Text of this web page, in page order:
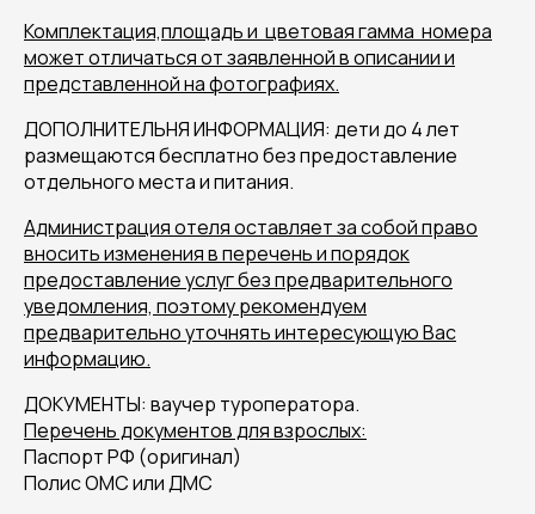
Комплектация,площадь и цветовая гамма номера
может отличаться от заявленной в описании и
представленной на фотографиях.
ДОПОЛНИТЕЛЬНЯ ИНФОРМАЦИЯ: дети до 4 лет
размещаются бесплатно без предоставление
отдельного места и питания.
Администрация отеля оставляет за собой право
вносить изменения в перечень и порядок
предоставление услуг без предварительного
уведомления, поэтому рекомендуем
предварительно уточнять интересующую Вас
информацию.
ДОКУМЕНТЫ: ваучер туроператора.
Перечень документов для взрослых:
Паспорт РФ (оригинал)
Полис ОМС или ДМС